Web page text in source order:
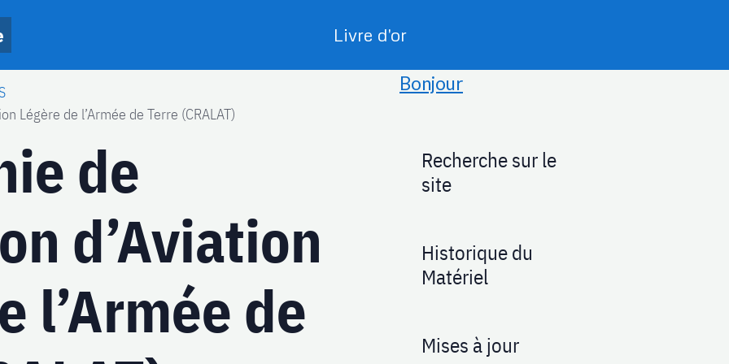
Livre d'or
Légère de l’Armée de Terre (CRALAT)
de
d’Aviation
l’Armée de
Bonjour
Recherche sur le
site
Historique du
Matériel
Mises à jour